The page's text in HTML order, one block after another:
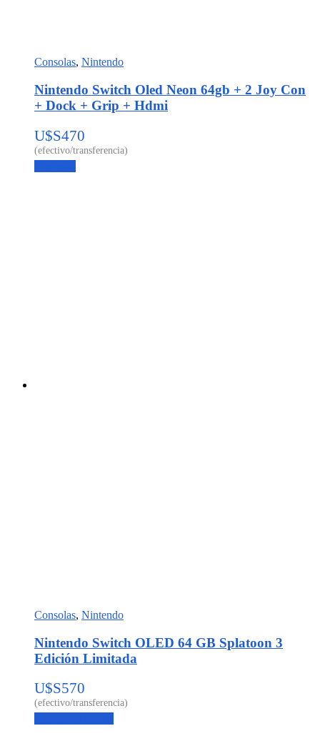
Consolas, Nintendo
Nintendo Switch Oled Neon 64gb + 2 Joy Con
+ Dock + Grip + Hdmi
U$S470
Consolas, Nintendo
Nintendo Switch OLED 64 GB Splatoon 3
Edición Limitada
U$S570